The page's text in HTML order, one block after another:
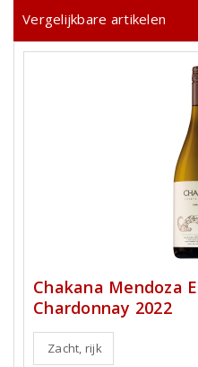
Vergelijkbare artikelen
Chakana Mendoza
Chardonnay 2022
Zacht, rijk